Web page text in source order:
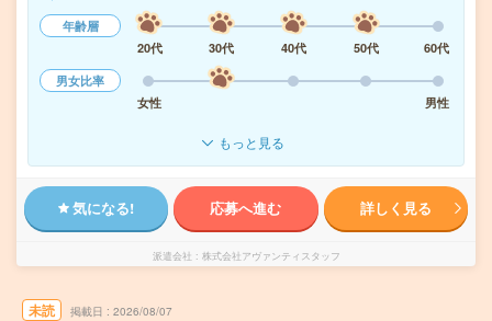
年齢層
20代
30代 40代 50代
60代
男女比率
女性
男性
もっと見る
気になる! 応募へ進む 詳しく見る
派遣会社 株式会社アヴァンティスタッフ
未読 掲載日 2026/08/07